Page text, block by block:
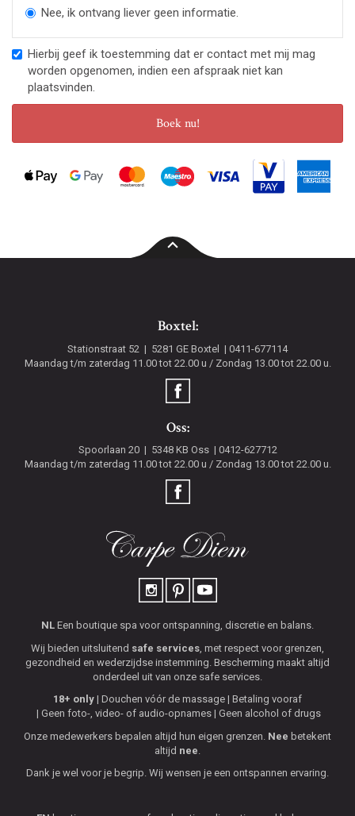
Nee, ik ontvang liever geen informatie.
Hierbij geef ik toestemming dat er contact met mij mag
worden opgenomen, indien een afspraak niet kan
plaatsvinden.
Boek nu!
Boxtel:
Stationstraat 52 5281 GE Boxtel
0411-677114
Maandag t/m zaterdag 11.00 tot 22.00 u / Zondag 13.00 tot 22.00 u.
Oss:
Spoorlaan 20 5348 KB Oss
0412-627712
Maandag t/m zaterdag 11.00 tot 22.00 u / Zondag 13.00 tot 22.00 u.
NL Een boutique spa voor ontspanning, discretie en balans.
Wij bieden uitsluitend safe services , met respect voor grenzen,
gezondheid en wederzijdse instemming. Bescherming maakt altijd
onderdeel uit van onze safe services.
18+ only Douchen vóór de massage Betaling vooraf
Geen foto-, video- of audio-opnames Geen alcohol of drugs
Onze medewerkers bepalen altijd hun eigen grenzen. Nee betekent
altijd nee
Dank je wel voor je begrip. Wij wensen je een ontspannen ervaring.